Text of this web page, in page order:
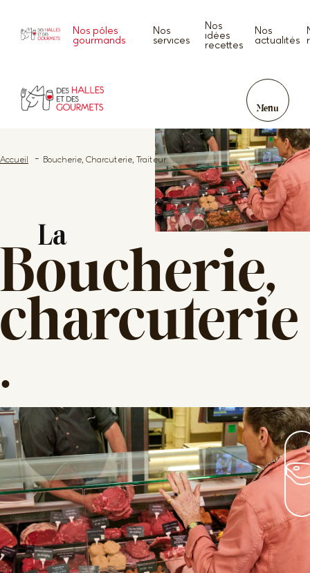
Nos pôles
gourmands
Nos
services
Nos
idées
recettes
Nos
actualités
Menu
Accueil Boucherie, Charcuterie, Traiteur
La
Boucherie,
charcuterie
.